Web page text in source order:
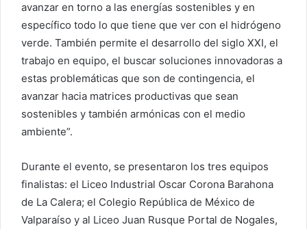
avanzar en torno a las energías sostenibles y en
específico todo lo que tiene que ver con el hidrógeno
verde. También permite el desarrollo del siglo XXI, el
trabajo en equipo, el buscar soluciones innovadoras a
estas problemáticas que son de contingencia, el
avanzar hacia matrices productivas que sean
sostenibles y también armónicas con el medio
ambiente”.
Durante el evento, se presentaron los tres equipos
finalistas: el Liceo Industrial Oscar Corona Barahona
de La Calera; el Colegio República de México de
Valparaíso y al Liceo Juan Rusque Portal de Nogales,